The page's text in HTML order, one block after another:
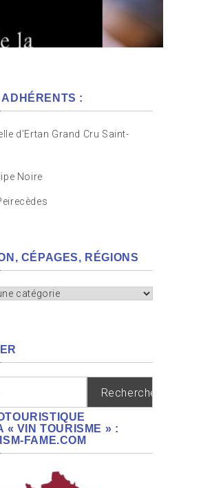
:
d’Ertan Grand Cru Saint-
Noire
CÉPAGES, RÉGIONS
« VIN TOURISME » :
FAME.COM